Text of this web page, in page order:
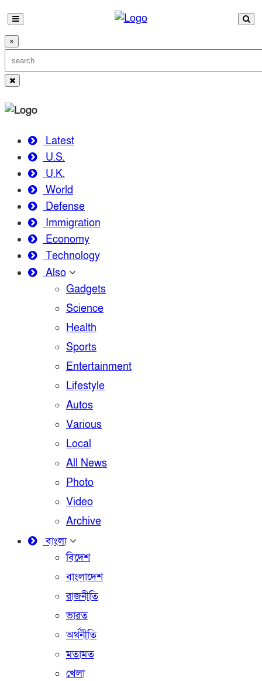
×
Latest
U.S.
U.K.
World
Defense
Immigration
Economy
Technology
Also
Gadgets
Science
Health
Sports
Entertainment
Lifestyle
Autos
Various
Local
All News
Photo
Video
Archive
বাংলা
বিদেশ
বাংলাদেশ
রাজনীতি
ভারত
অর্থনীতি
মতামত
খেলা